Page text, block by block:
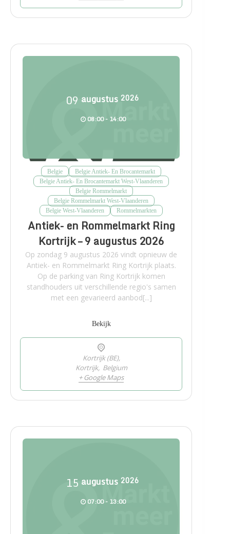
09 augustus 2026
08:00 - 14:00
Belgie
Belgie Antiek- En Brocantemarkt
Belgie Antiek- En Brocantemarkt West-Vlaanderen
Belgie Rommelmarkt
Belgie Rommelmarkt West-Vlaanderen
Belgie West-Vlaanderen
Rommelmarkten
Antiek- en Rommelmarkt Ring
Kortrijk – 9 augustus 2026
Op zondag 9 augustus 2026 vindt opnieuw de
Antiek- en Rommelmarkt Ring Kortrijk plaats.
Op de parking van Ring Kortrijk komen
standhouders uit verschillende regio's samen
met een gevarieerd aanbod[...]
Bekijk
Kortrijk (BE),
Kortrijk, Belgium
+ Google Maps
15 augustus 2026
07:00 - 13:00